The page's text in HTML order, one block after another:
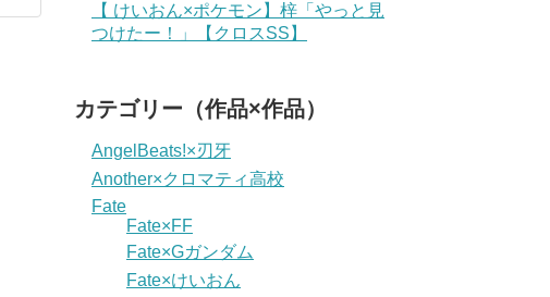
【 けいおん×ポケモン】梓「やっと見
つけたー！」【クロスSS】
カテゴリー（作品×作品）
AngelBeats!×刃牙
Another×クロマティ高校
Fate
Fate×FF
Fate×Gガンダム
Fate×けいおん